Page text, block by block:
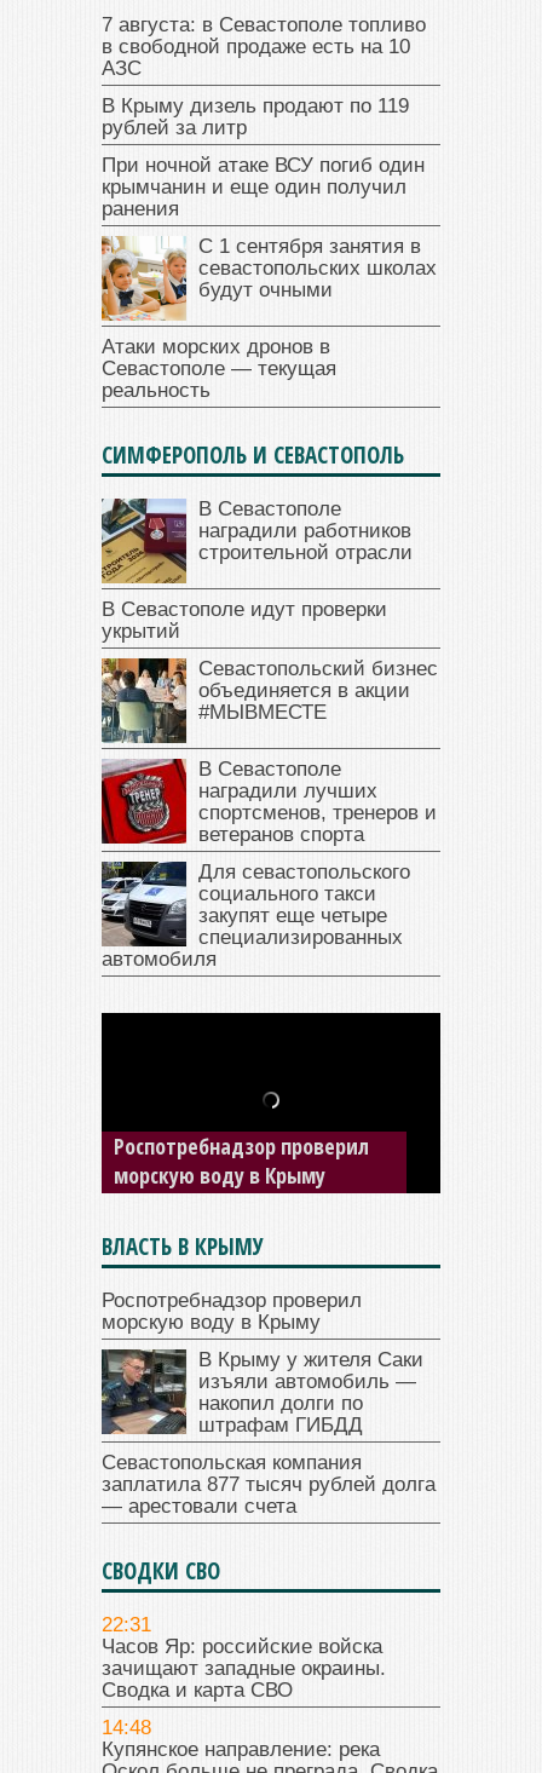
7 августа: в Севастополе топливо
в свободной продаже есть на 10
АЗС
В Крыму дизель продают по 119
рублей за литр
При ночной атаке ВСУ погиб один
крымчанин и еще один получил
ранения
С 1 сентября занятия в
севастопольских школах
будут очными
Атаки морских дронов в
Севастополе — текущая
реальность
СИМФЕРОПОЛЬ И СЕВАСТОПОЛЬ
В Севастополе
наградили работников
строительной отрасли
В Севастополе идут проверки
укрытий
Севастопольский бизнес
объединяется в акции
#МЫВМЕСТЕ
В Севастополе
наградили лучших
спортсменов, тренеров и
ветеранов спорта
Для севастопольского
социального такси
закупят еще четыре
специализированных
автомобиля
В Крыму у жителя Саки
изъяли автомобиль —
накопил долги по штрафам
ГИБДД
ВЛАСТЬ В КРЫМУ
Роспотребнадзор проверил
морскую воду в Крыму
В Крыму у жителя Саки
изъяли автомобиль —
накопил долги по
штрафам ГИБДД
Севастопольская компания
заплатила 877 тысяч рублей долга
— арестовали счета
СВОДКИ СВО
22:31
Часов Яр: российские войска
зачищают западные окраины.
Сводка и карта СВО
14:48
Купянское направление: река